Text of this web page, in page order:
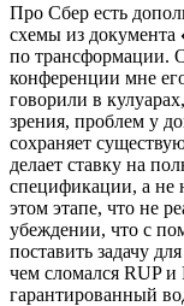
Про Сбер есть
схемы из документа
по трансформации.
конференции мне
говорили в
зрения, проблем у
сохраняет
делает ставку на
спецификации, а не
этом этапе, что не
убеждении, что с
поставить задачу
чем сломался RUP и
гарантированный